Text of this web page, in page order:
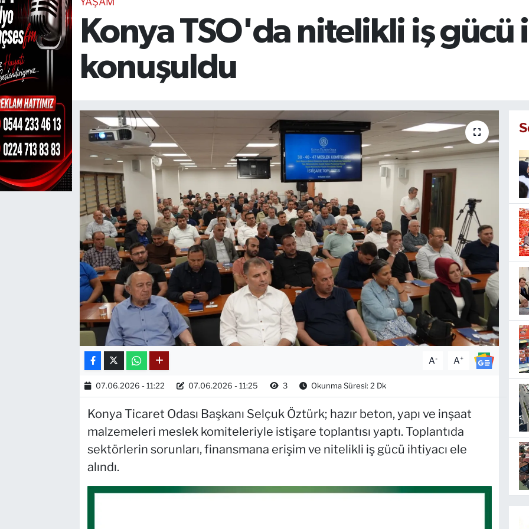
Konya TSO'da nitelikli iş gücü
konuşuldu
A- A+
07.06.2026 - 11:22 07.06.2026 - 11:25 3 Okunma Süresi: 2 Dk
Konya Ticaret Odası Başkanı Selçuk Öztürk; hazır beton, yapı ve inşaat
malzemeleri meslek komiteleriyle istişare toplantısı yaptı. Toplantıda
sektörlerin sorunları, finansmana erişim ve nitelikli iş gücü ihtiyacı ele
alındı.
TEKNOLOJİ
CANLI DİNLE
RESMİ İLANLAR
Gencsesfm Canlı Dinle